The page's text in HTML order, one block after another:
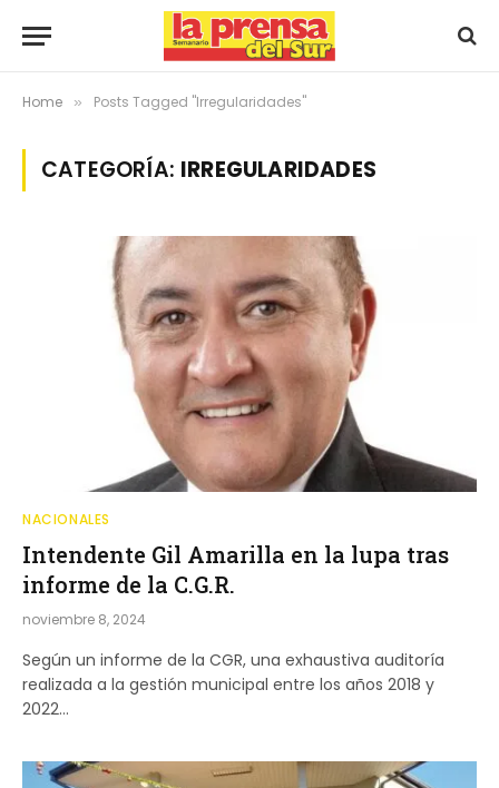
Home » Posts Tagged "Irregularidades"
CATEGORÍA: IRREGULARIDADES
NACIONALES
Intendente Gil Amarilla en la lupa tras
informe de la C.G.R.
noviembre 8, 2024
Según un informe de la CGR, una exhaustiva auditoría
realizada a la gestión municipal entre los años 2018 y
2022…